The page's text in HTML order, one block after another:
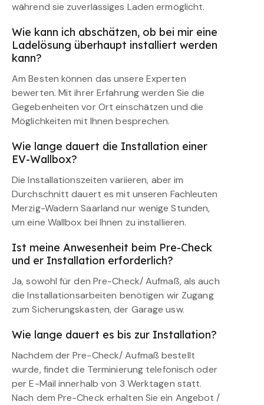
während sie zuverlässiges Laden ermöglicht.
Wie kann ich abschätzen, ob bei mir eine
Ladelösung überhaupt installiert werden
kann?
Am Besten können das unsere Experten
bewerten. Mit ihrer Erfahrung werden Sie die
Gegebenheiten vor Ort einschätzen und die
Möglichkeiten mit Ihnen besprechen.
Wie lange dauert die Installation einer
EV-Wallbox?
Die Installationszeiten variieren, aber im
Durchschnitt dauert es mit unseren Fachleuten
Merzig-Wadern Saarland nur wenige Stunden,
um eine Wallbox bei Ihnen zu installieren.
Ist meine Anwesenheit beim Pre-Check
und er Installation erforderlich?
Ja, sowohl für den Pre-Check/ Aufmaß, als auch
die Installationsarbeiten benötigen wir Zugang
zum Sicherungskasten, der Garage usw.
Wie lange dauert es bis zur Installation?
Nachdem der Pre-Check/ Aufmaß bestellt
wurde, findet die Terminierung telefonisch oder
per E-Mail innerhalb von 3 Werktagen statt.
Nach dem Pre-Check erhalten Sie ein Angebot /